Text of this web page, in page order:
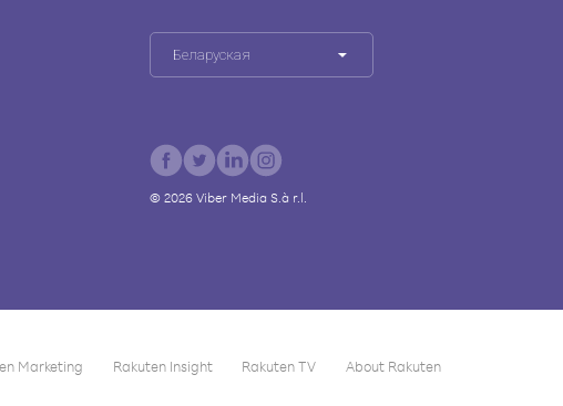
Беларуская
© 2026 Viber Media S.à r.l.
Marketing Rakuten Insight Rakuten TV About Rakuten